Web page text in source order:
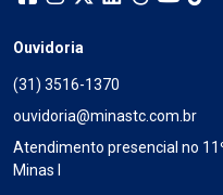
Ouvidoria
(31) 3516-1370
ouvidoria@minastc.com.br
Atendimento presencial no
Minas I